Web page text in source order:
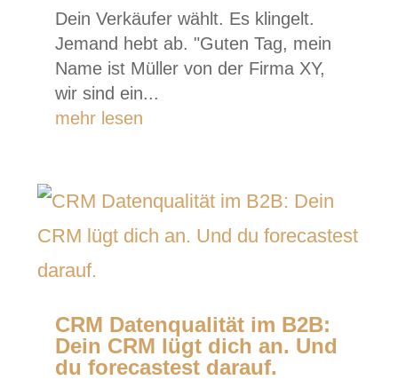
Dein Verkäufer wählt. Es klingelt.
Jemand hebt ab. "Guten Tag, mein
Name ist Müller von der Firma XY,
wir sind ein...
mehr lesen
CRM Datenqualität im B2B:
Dein CRM lügt dich an. Und
du forecastest darauf.